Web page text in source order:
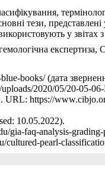
тези,
у звітах
експертиза,
books/ (дата
2020/05/20-05-
https://
10.05.2022).
faq-analysis-
pearl-